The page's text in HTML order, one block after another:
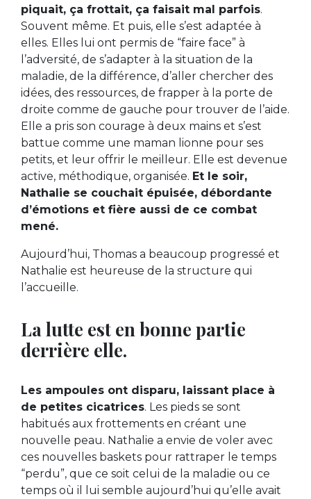
piquait, ça frottait, ça faisait mal parfois.
Souvent même. Et puis, elle s’est adaptée à
elles. Elles lui ont permis de “faire face” à
l’adversité, de s’adapter à la situation de la
maladie, de la différence, d’aller chercher des
idées, des ressources, de frapper à la porte de
droite comme de gauche pour trouver de l’aide.
Elle a pris son courage à deux mains et s’est
battue comme une maman lionne pour ses
petits, et leur offrir le meilleur. Elle est devenue
active, méthodique, organisée. Et le soir,
Nathalie se couchait épuisée, débordante
d’émotions et fière aussi de ce combat
mené.
Aujourd’hui, Thomas a beaucoup progressé et
Nathalie est heureuse de la structure qui
l’accueille.
La lutte est en bonne partie
derrière elle.
Les ampoules ont disparu, laissant place à
de petites cicatrices. Les pieds se sont
habitués aux frottements en créant une
nouvelle peau. Nathalie a envie de voler avec
ces nouvelles baskets pour rattraper le temps
“perdu”, que ce soit celui de la maladie ou ce
temps où il lui semble aujourd’hui qu’elle avait